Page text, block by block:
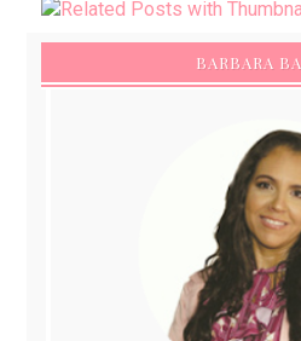
BARBARA